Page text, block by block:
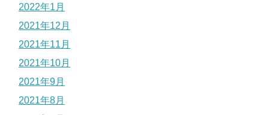
2022年1月
2021年12月
2021年11月
2021年10月
2021年9月
2021年8月